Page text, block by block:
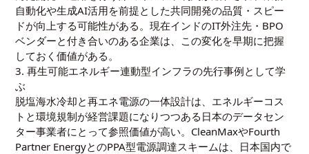
自動化や生成AI活用を前提とした共同開発の品質・スピー
ドが向上する可能性がある。現在インドのIT外注先・BPO
ベンダーと付き合いのある企業は、この変化を早期に把握
しておく価値がある。
3. 再生可能エネルギー連動型インフラの先行事例として学
ぶ
脱塩海水冷却と再エネ電源の一体設計は、エネルギーコス
トと環境規制が経営課題になりつつある日本のデータセン
ター事業者にとって参照価値が高い。CleanMaxやFourth
Partner EnergyとのPPA型電源調達スキームは、日本国内で